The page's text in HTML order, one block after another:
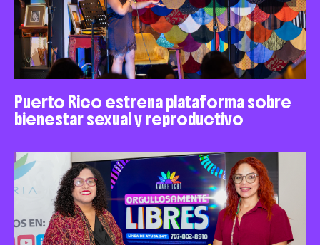
Puerto Rico estrena plataforma sobre
bienestar sexual y reproductivo